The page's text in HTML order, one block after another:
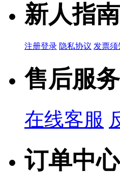
新人指南
注册登录 隐私协议 发票须
售后服务
在线客服
订单中心